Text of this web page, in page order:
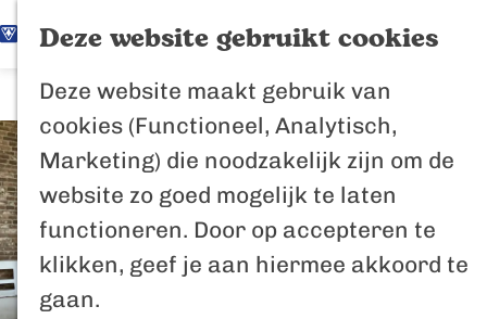
Deze website gebruikt cookies
Deze website maakt gebruik van
cookies (Functioneel, Analytisch,
Marketing) die noodzakelijk zijn om de
website zo goed mogelijk te laten
functioneren. Door op accepteren te
klikken, geef je aan hiermee akkoord te
gaan.
n
a
a
r
d
e
K
a
r
t
Z
e
k
e
n
e
n
u
Het Biesbosch
Poort naar de
Biesbosch
Bertus de
In de regio
Het